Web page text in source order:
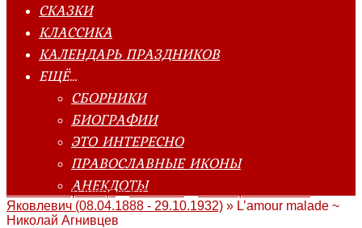
СКАЗКИ
КЛАССИКА
КАЛЕНДАРЬ ПРАЗДНИКОВ
ЕЩЁ…
СБОРНИКИ
БИОГРАФИИ
ЭТО ИНТЕРЕСНО
ПРАВОСЛАВНЫЕ ИКОНЫ
АНЕКДОТЫ
Главная страница»Классика
Яковлевич (08.04.1888 - 29.10.1932) » L’amour malade ~
Николай Агнивцев